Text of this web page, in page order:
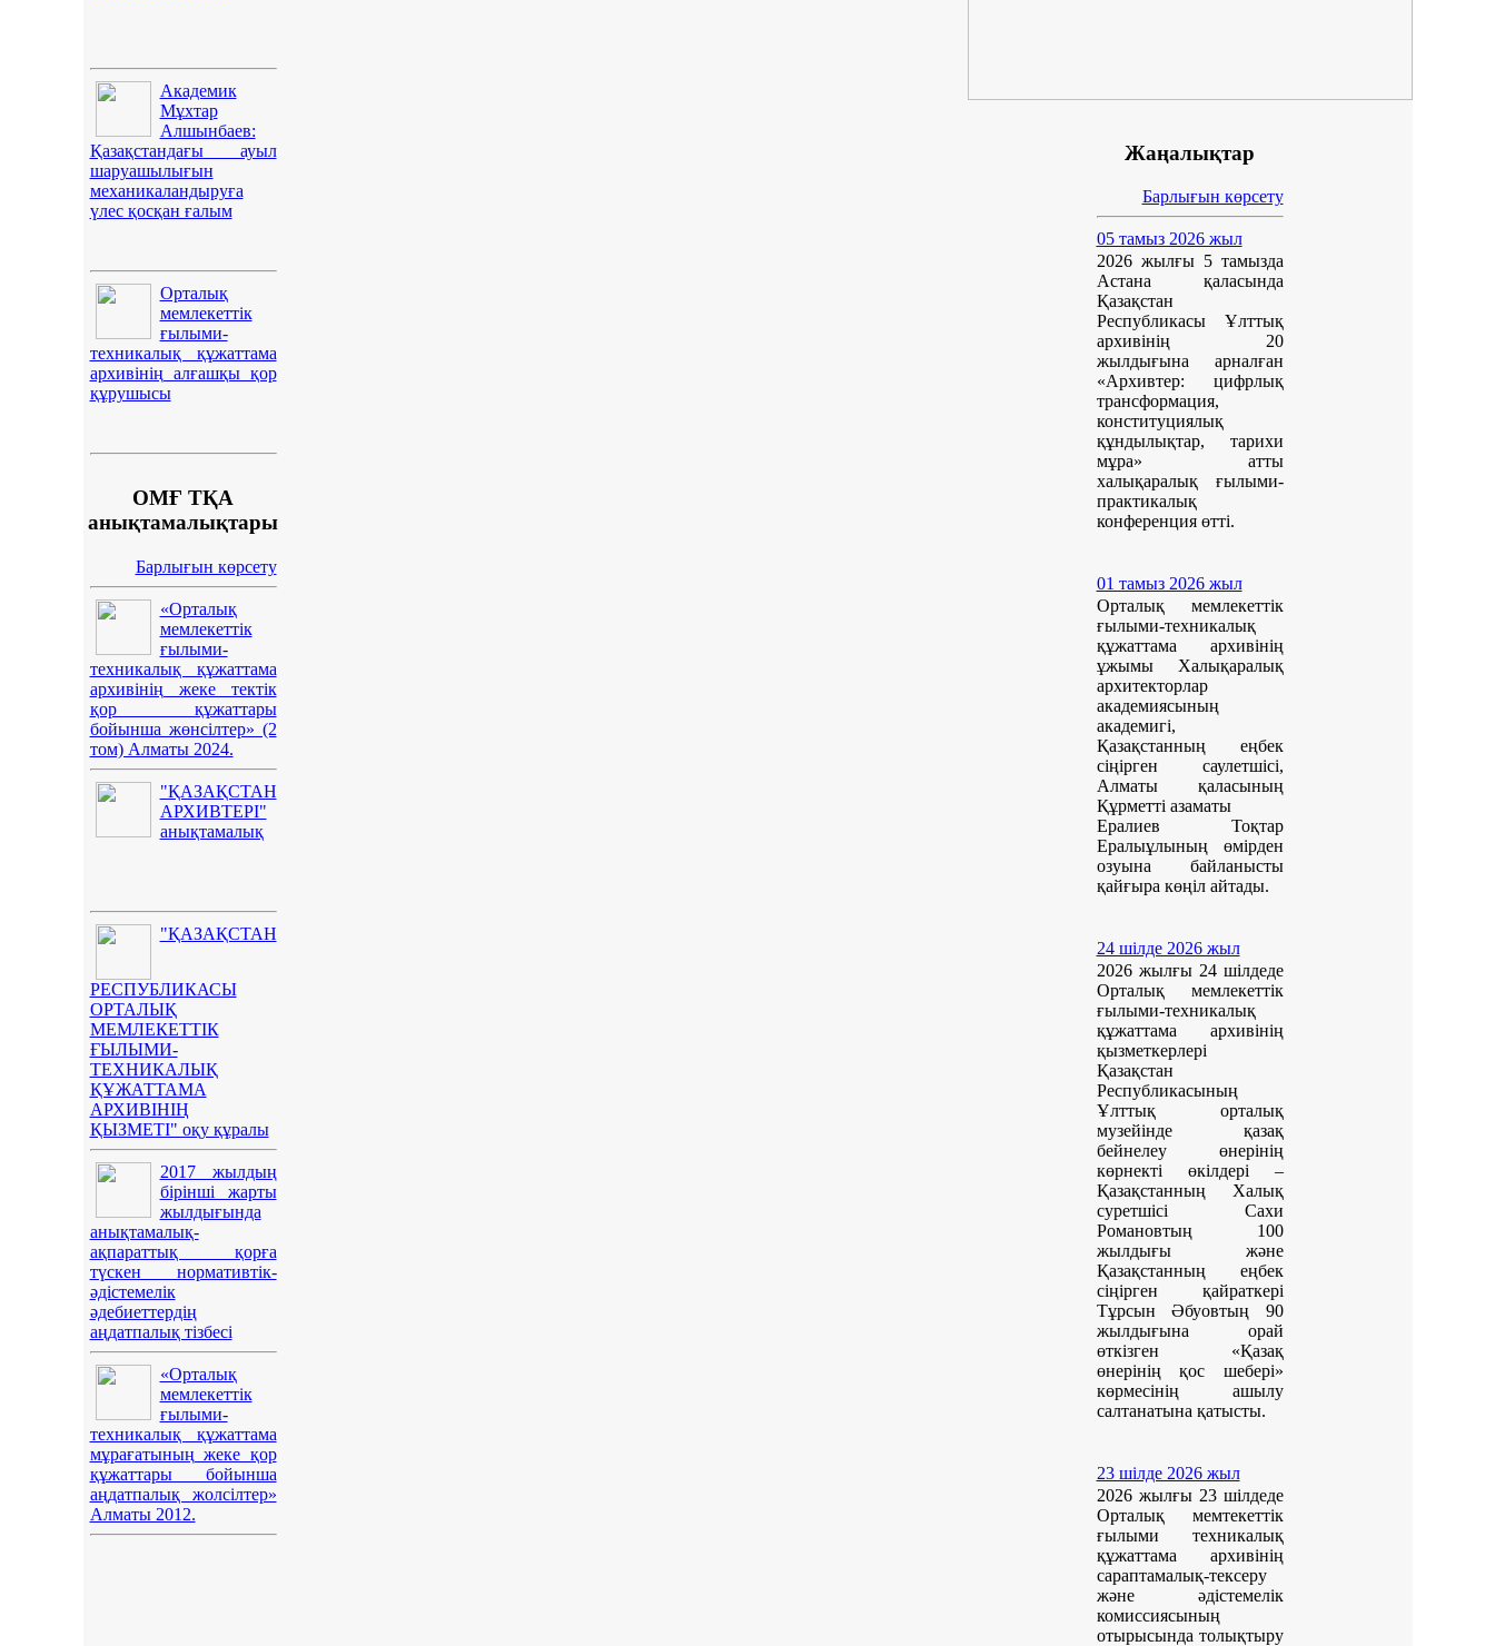
Академик
Мұхтар
Алшынбаев:
Қазақстандағы ауыл
шаруашылығын
механикаландыруға
үлес қосқан ғалым
Орталық
мемлекеттік
ғылыми-
техникалық құжаттама
архивінің алғашқы қор
құрушысы
ОМҒ ТҚА
анықтамалықтары
Барлығын көрсету
«Орталық
мемлекеттік
ғылыми-
техникалық құжаттама
архивінің жеке тектік
қор құжаттары
бойынша жөнсілтер» (2
том) Алматы 2024.
"ҚАЗАҚСТАН
АРХИВТЕРІ"
анықтамалық
"ҚАЗАҚСТАН
РЕСПУБЛИКАСЫ
ОРТАЛЫҚ
МЕМЛЕКЕТТІК
ҒЫЛЫМИ-
ТЕХНИКАЛЫҚ
ҚҰЖАТТАМА
АРХИВІНІҢ
ҚЫЗМЕТІ" оқу құралы
2017 жылдың
бірінші жарты
жылдығында
анықтамалық-
ақпараттық қорға
түскен нормативтік-
әдістемелік
әдебиеттердің
аңдатпалық тізбесі
«Орталық
мемлекеттік
ғылыми-
техникалық құжаттама
мұрағатының жеке қор
құжаттары бойынша
аңдатпалық жолсілтер»
Алматы 2012.
Жаңалықтар
Барлығын көрсету
05 тамыз 2026 жыл
2026 жылғы 5 тамызда
Астана қаласында
Қазақстан
Республикасы Ұлттық
архивінің 20
жылдығына арналған
«Архивтер: цифрлық
трансформация,
конституциялық
құндылықтар, тарихи
мұра» атты
халықаралық ғылыми-
практикалық
конференция өтті.
01 тамыз 2026 жыл
Орталық мемлекеттік
ғылыми-техникалық
құжаттама архивінің
ұжымы Халықаралық
архитекторлар
академиясының
академигі,
Қазақстанның еңбек
сіңірген саулетшісі,
Алматы қаласының
Құрметті азаматы
Ералиев Тоқтар
Ералыұлының өмірден
озуына байланысты
қайғыра көңіл айтады.
24 шілде 2026 жыл
2026 жылғы 24 шілдеде
Орталық мемлекеттік
ғылыми-техникалық
құжаттама архивінің
қызметкерлері
Қазақстан
Республикасының
Ұлттық орталық
музейінде қазақ
бейнелеу өнерінің
көрнекті өкілдері –
Қазақстанның Халық
суретшісі Сахи
Романовтың 100
жылдығы және
Қазақстанның еңбек
сіңірген қайраткері
Тұрсын Әбуовтың 90
жылдығына орай
өткізген «Қазақ
өнерінің қос шебері»
көрмесінің ашылу
салтанатына қатысты.
23 шілде 2026 жыл
2026 жылғы 23 шілдеде
Орталық мемтекеттік
ғылыми техникалық
құжаттама архивінің
сараптамалық-тексеру
және әдістемелік
комиссиясының
отырысында толықтыру